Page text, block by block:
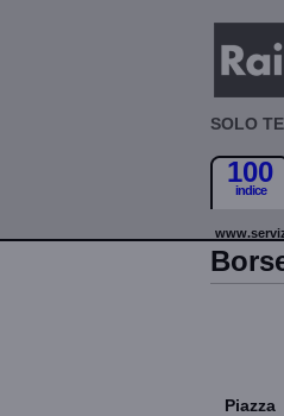
SOLO
100
indice
Piazza